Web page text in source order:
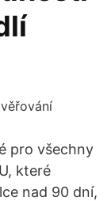
pro všechny
které
nad 90 dní,